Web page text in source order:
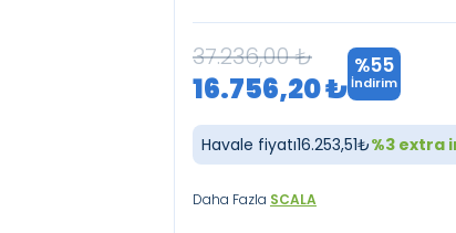
37.236,00₺
16.756,20₺
%55
İndirim
Havale fiyatı16.253,51₺%3extra
Daha Fazla SCALA